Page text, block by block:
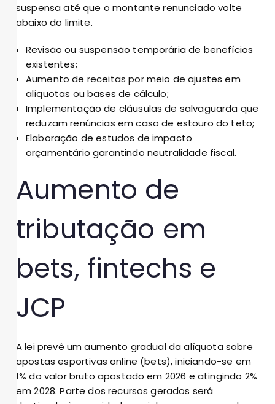
suspensa até que o montante renunciado volte
abaixo do limite.
Revisão ou suspensão temporária de benefícios
existentes;
Aumento de receitas por meio de ajustes em
alíquotas ou bases de cálculo;
Implementação de cláusulas de salvaguarda que
reduzam renúncias em caso de estouro do teto;
Elaboração de estudos de impacto
orçamentário garantindo neutralidade fiscal.
Aumento de
tributação em
bets, fintechs e
JCP
A lei prevê um aumento gradual da alíquota sobre
apostas esportivas online (bets), iniciando-se em
1% do valor bruto apostado em 2026 e atingindo 2%
em 2028. Parte dos recursos gerados será